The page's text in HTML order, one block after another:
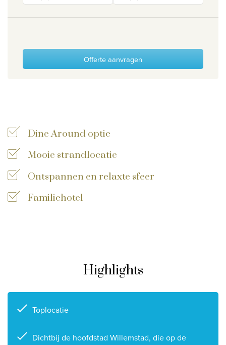
Wie zijn wij
Onze bestemmingen
Contacteer ons
Vacatures
Offerte aanvragen
Dine Around optie
Mooie strandlocatie
Ontspannen en relaxte sfeer
Familiehotel
Highlights
Toplocatie
Dichtbij de hoofdstad Willemstad, die op de